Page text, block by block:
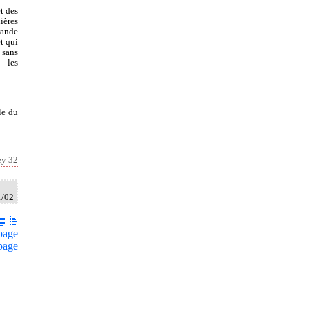
des
qui
les
du
32
02